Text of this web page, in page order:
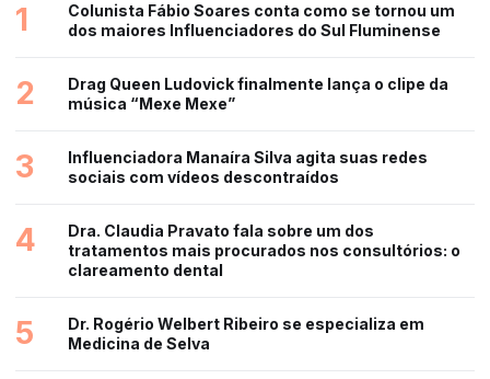
1
Colunista Fábio Soares conta como se tornou um
dos maiores Influenciadores do Sul Fluminense
2
Drag Queen Ludovick finalmente lança o clipe da
música “Mexe Mexe”
3
Influenciadora Manaíra Silva agita suas redes
sociais com vídeos descontraídos
4
Dra. Claudia Pravato fala sobre um dos
tratamentos mais procurados nos consultórios: o
clareamento dental
5
Dr. Rogério Welbert Ribeiro se especializa em
Medicina de Selva